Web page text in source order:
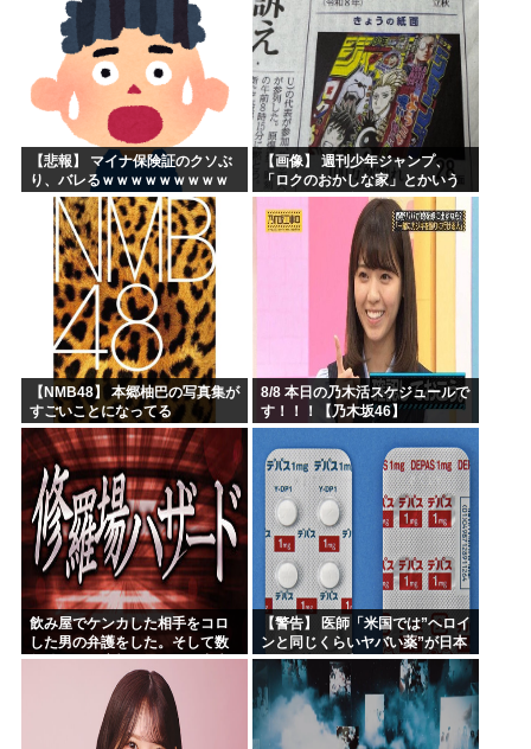
高市早苗、被爆体験者と面会するも発言を禁止し握手のみ許可...
大谷翔平が今永昇太を睨みつける様子に全米騒然！←「最高の...
6月の消費支出-3.3%で7か月連続マイナス 総務省「貯...
韓国人「熊本地震で見る日本の土木技術の完全勝利をご覧くだ...
【悲報】 マイナ保険証のクソぶ
り、バレるｗｗｗｗｗｗｗｗｗ
【画像】 週刊少年ジャンプ、
「ロクのおかしな家」とかいう
微妙な漫画を巻頭カラーにした
せいで100万部切る
【NMB48】 本郷柚巴の写真集が
すごいことになってる
8/8 本日の乃木活スケジュールで
す！！！【乃木坂46】
飲み屋でケンカした相手をコロ
した男の弁護をした。そして数
年後、因果応報を思わせる出来
【警告】 医師「米国では”ヘロイ
ンと同じくらいヤバい薬”が日本
では平気で処方されてる」